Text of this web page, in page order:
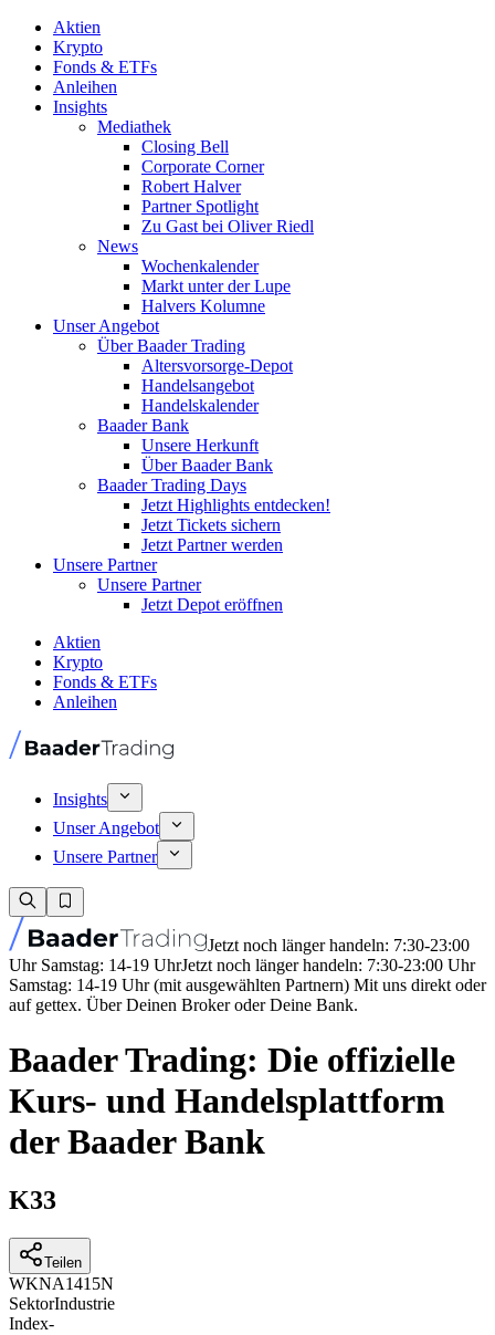
Aktien
Krypto
Fonds & ETFs
Anleihen
Insights
Mediathek
Closing Bell
Corporate Corner
Robert Halver
Partner Spotlight
Zu Gast bei Oliver Riedl
News
Wochenkalender
Markt unter der Lupe
Halvers Kolumne
Unser Angebot
Über Baader Trading
Altersvorsorge-Depot
Handelsangebot
Handelskalender
Baader Bank
Unsere Herkunft
Über Baader Bank
Baader Trading Days
Jetzt Highlights entdecken!
Jetzt Tickets sichern
Jetzt Partner werden
Unsere Partner
Unsere Partner
Jetzt Depot eröffnen
Aktien
Krypto
Fonds & ETFs
Anleihen
Insights
Unser Angebot
Unsere Partner
Jetzt noch länger handeln: 7:30-23:00
Uhr Samstag: 14-19 UhrJetzt noch länger handeln: 7:30-23:00 Uhr
Samstag: 14-19 Uhr (mit ausgewählten Partnern) Mit uns direkt oder
auf gettex. Über Deinen Broker oder Deine Bank.
Baader Trading: Die offizielle
Kurs- und Handelsplattform
der Baader Bank
K33
Teilen
WKNA1415N
SektorIndustrie
Index-